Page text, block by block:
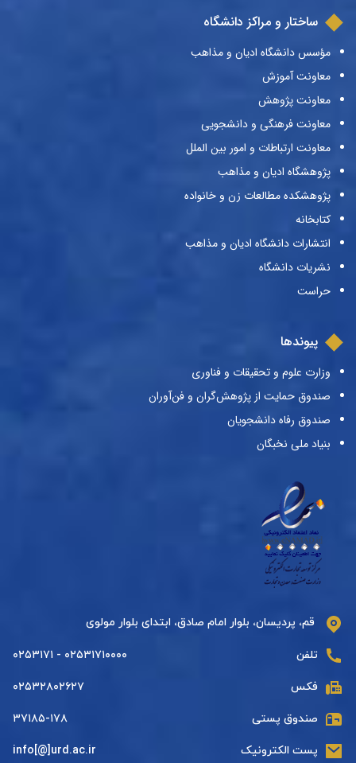
ساختار و مراکز دانشگاه
مؤسس دانشگاه ادیان و مذاهب
معاونت آموزش
معاونت پژوهش
معاونت فرهنگی و دانشجویی
معاونت ارتباطات و امور بین الملل
پژوهشگاه ادیان و مذاهب
پژوهشکده مطالعات زن و خانواده
کتابخانه
انتشارات دانشگاه ادیان و مذاهب
نشریات دانشگاه
حراست
پیوندها
وزارت علوم و تحقیقات و فناوری
صندوق حمایت از پژوهش‌گران و فن‌آوران
صندوق رفاه دانشجویان
بنیاد ملی نخبگان
قم، پردیسان، بلوار امام صادق، ابتدای بلوار مولوی
تلفن ۰۲۵۳۱۷۱۰۰۰۰ - ۰۲۵۳۱۷۱
فکس ۰۲۵۳۲۸۰۲۶۲۷
صندوق پستی ۳۷۱۸۵-۱۷۸
پست الکترونیک info[@]urd.ac.ir